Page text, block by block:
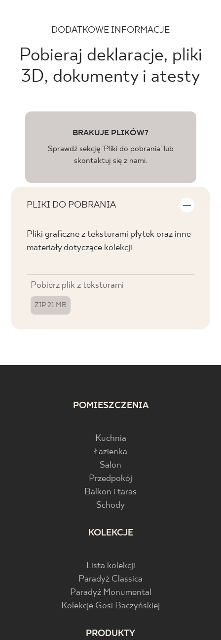
DODATKOWE INFORMACJE
Pobieraj deklaracje, pliki
3D, dokumenty i atesty
BRAKUJE PLIKÓW?
Sprawdź sekcję 'Pliki do pobrania' lub
skontaktuj się z nami.
PLIKI DO POBRANIA
Pliki graficzne z teksturami płytek oraz inne
materiały dotyczące kolekcji
Pobierz plik z teksturami
ZIP 21 MB
POMIESZCZENIA
Kuchnia
Łazienka
Salon
Przedpokój
Balkon i taras
Schody
KOLEKCJE
Lista kolekcji
Paradyż Classica
Paradyż Monumental
Kolekcje Gosi Baczyńskiej
PRODUKTY